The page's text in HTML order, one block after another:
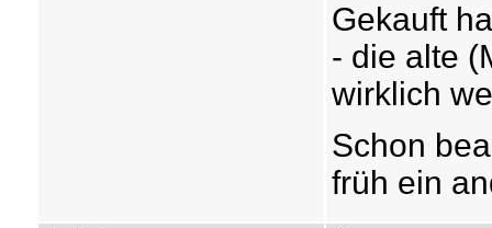
Gekauft
- die alte
wirklich
Schon
früh ein